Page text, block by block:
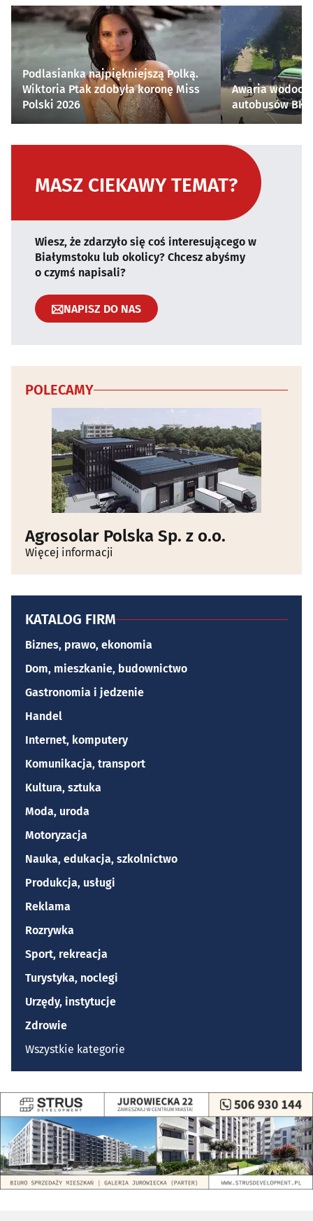
Podlasianka najpiękniejszą Polką.
Wiktoria Ptak zdobyła koronę Miss
Polski 2026
Awaria
autobusów
MASZ CIEKAWY TEMAT?
Wiesz, że zdarzyło się coś interesującego w
Białymstoku lub okolicy? Chcesz abyśmy
o czymś napisali?
NAPISZ DO NAS
POLECAMY
Agrosolar Polska Sp. z o.o.
Więcej informacji
KATALOG FIRM
Biznes, prawo, ekonomia
Dom, mieszkanie, budownictwo
Gastronomia i jedzenie
Handel
Internet, komputery
Komunikacja, transport
Kultura, sztuka
Moda, uroda
Motoryzacja
Nauka, edukacja, szkolnictwo
Produkcja, usługi
Reklama
Rozrywka
Sport, rekreacja
Turystyka, noclegi
Urzędy, instytucje
Zdrowie
Wszystkie kategorie